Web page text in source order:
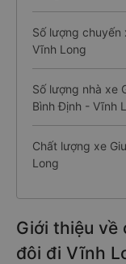
Số lượng chuyến
Vĩnh Long
Số lượng nhà xe
Bình Định - Vĩnh
Chất lượng xe
Long
Giới thiệu về
đôi đi Vĩnh